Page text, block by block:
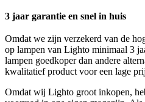
3 jaar garantie en snel in huis
Omdat we zijn verzekerd van de
op lampen van Lighto minimaal 3
lampen goedkoper dan andere
kwalitatief product voor een lage
Omdat wij Lighto groot inkopen,